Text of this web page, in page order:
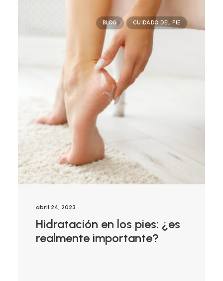
BLOG CUIDADO DEL PIE
abril 24, 2023
Hidratación en los pies: ¿es
realmente importante?